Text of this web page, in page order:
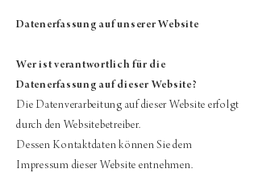
Datenerfassung auf unserer Website
Wer ist verantwortlich für die
Datenerfassung auf dieser Website?
Die Datenverarbeitung auf dieser Website erfolgt
durch den Websitebetreiber.
Dessen Kontaktdaten können Sie dem
Impressum dieser Website entnehmen.